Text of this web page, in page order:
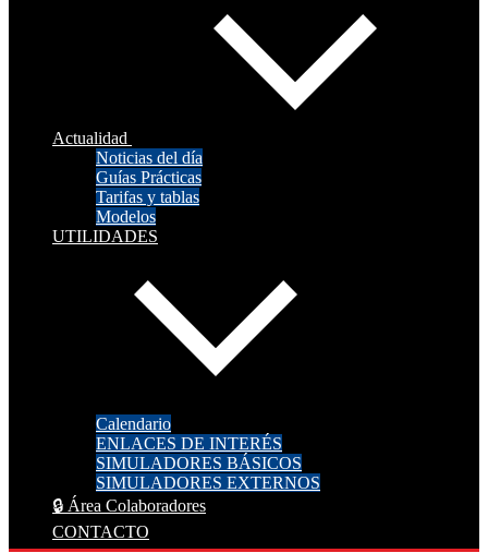
Actualidad
Noticias del día
Guías Prácticas
Tarifas y tablas
Modelos
UTILIDADES
Calendario
ENLACES DE INTERÉS
SIMULADORES BÁSICOS
SIMULADORES EXTERNOS
🔒 Área Colaboradores
CONTACTO